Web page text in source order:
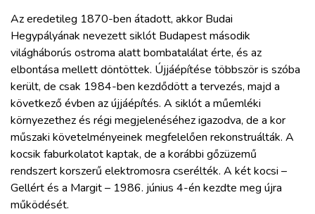
Az eredetileg 1870-ben átadott, akkor Budai
Hegypályának nevezett siklót Budapest második
világháborús ostroma alatt bombatalálat érte, és az
elbontása mellett döntöttek. Újjáépítése többször is szóba
került, de csak 1984-ben kezdődött a tervezés, majd a
következő évben az újjáépítés. A siklót a műemléki
környezethez és régi megjelenéséhez igazodva, de a kor
műszaki követelményeinek megfelelően rekonstruálták. A
kocsik faburkolatot kaptak, de a korábbi gőzüzemű
rendszert korszerű elektromosra cserélték. A két kocsi –
Gellért és a Margit – 1986. június 4-én kezdte meg újra
működését.